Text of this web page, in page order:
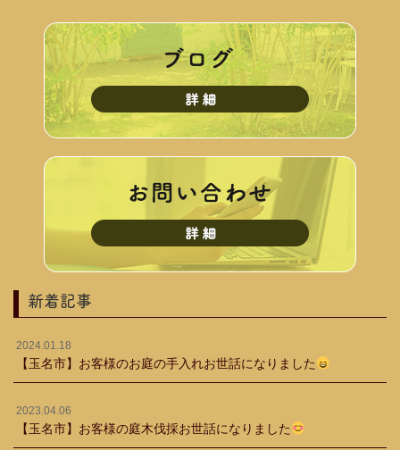
新着記事
2024.01.18
【玉名市】お客様のお庭の手入れお世話になりました
2023.04.06
【玉名市】お客様の庭木伐採お世話になりました